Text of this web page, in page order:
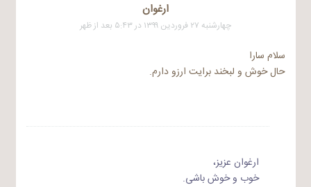
ارغوان
چهارشنبه ۲۷ فروردین ۱۳۹۹ در ۵:۴۳ بعد از ظهر
سلام سارا
حال خوش و لبخند برایت ارزو دارم.
ارغوان عزیز،
خوب و خوش باشی.